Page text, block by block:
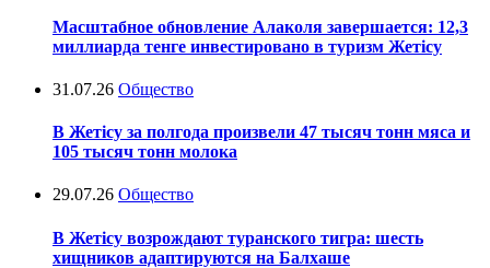
Масштабное обновление Алаколя завершается: 12,3
миллиарда тенге инвестировано в туризм Жетісу
31.07.26 Общество
В Жетісу за полгода произвели 47 тысяч тонн мяса и
105 тысяч тонн молока
29.07.26 Общество
В Жетісу возрождают туранского тигра: шесть
хищников адаптируются на Балхаше